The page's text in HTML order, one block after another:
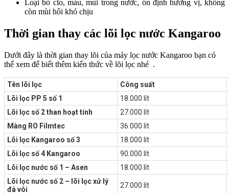
Loại bỏ clo, màu, mùi trong nước, ổn định hương vị, không
còn mùi hôi khó chịu
Thời gian thay các lõi lọc nước Kangaroo
Dưới đây là thời gian thay lõi của máy lọc nước Kangaroo bạn có
thể xem để biết thêm kiến thức về lõi lọc nhé .
Tên lõi lọc
Công suất
Lõi lọc PP 5 số 1
18.000 lít
Lõi lọc số 2 than hoạt tính
27.000 lít
Màng RO Filmtec
36.000 lít
Lõi lọc Kangaroo số 3
18.000 lít
Lõi lọc số 4 Kangaroo
90.000 lít
Lõi lọc nước số 1 – Asen
18.000 lít
Lõi lọc nước số 2 – lõi lọc xử lý
đá vôi
27.000 lít